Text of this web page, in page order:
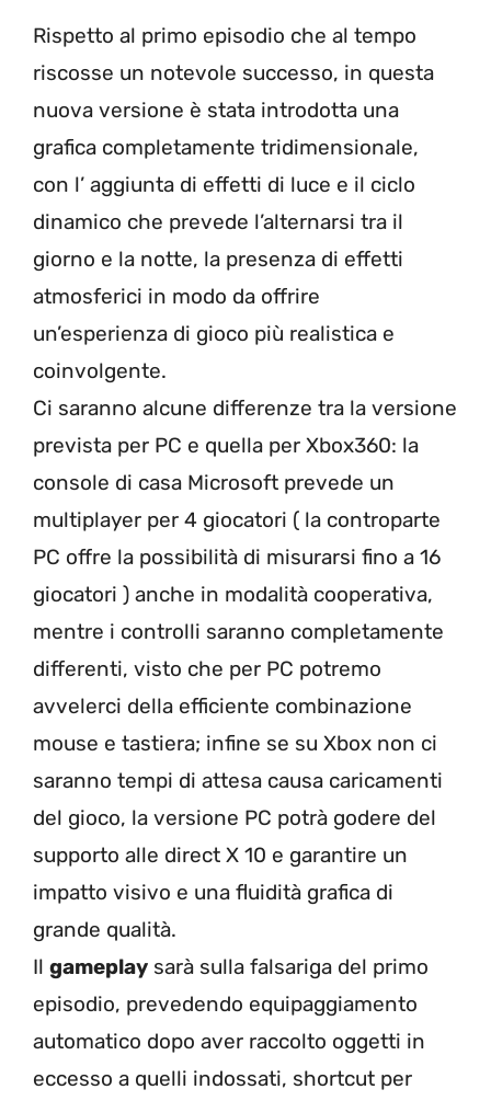
Rispetto al primo episodio che al tempo
riscosse un notevole successo, in questa
nuova versione è stata introdotta una
grafica completamente tridimensionale,
con l’ aggiunta di effetti di luce e il ciclo
dinamico che prevede l’alternarsi tra il
giorno e la notte, la presenza di effetti
atmosferici in modo da offrire
un’esperienza di gioco più realistica e
coinvolgente.
Ci saranno alcune differenze tra la versione
prevista per PC e quella per Xbox360: la
console di casa Microsoft prevede un
multiplayer per 4 giocatori ( la controparte
PC offre la possibilità di misurarsi fino a 16
giocatori ) anche in modalità cooperativa,
mentre i controlli saranno completamente
differenti, visto che per PC potremo
avvelerci della efficiente combinazione
mouse e tastiera; infine se su Xbox non ci
saranno tempi di attesa causa caricamenti
del gioco, la versione PC potrà godere del
supporto alle direct X 10 e garantire un
impatto visivo e una fluidità grafica di
grande qualità.
Il gameplay sarà sulla falsariga del primo
episodio, prevedendo equipaggiamento
automatico dopo aver raccolto oggetti in
eccesso a quelli indossati, shortcut per